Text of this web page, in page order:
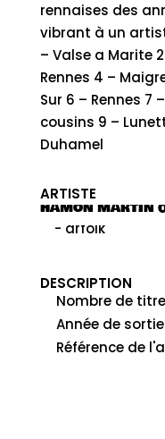
rennaises des
vibrant à un
– Valse a Marite
Rennes 4 –
Sur 6 – Rennes 7
cousins 9 –
Duhamel
ARTISTE
HAMON MARTIN
DESCRIPTION
Nombre de
Année de sortie
Référence de